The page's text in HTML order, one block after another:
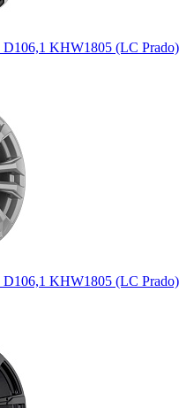
D106,1 KHW1805 (LC Prado)
D106,1 KHW1805 (LC Prado)